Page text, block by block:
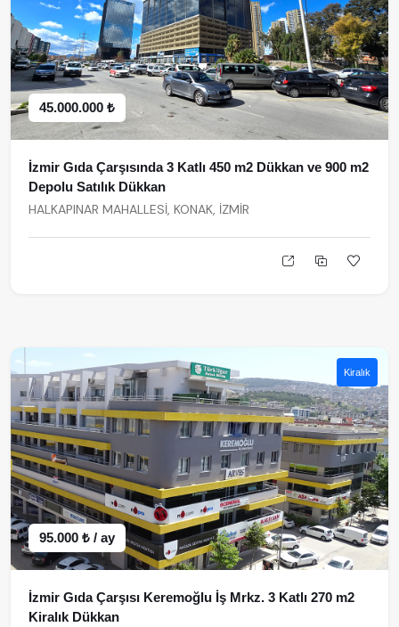
45.000.000 ₺
İzmir Gıda Çarşısında 3 Katlı 450 m2 Dükkan ve 900 m2
Depolu Satılık Dükkan
HALKAPINAR MAHALLESİ, KONAK, İZMİR
Kiralık
95.000 ₺ / ay
İzmir Gıda Çarşısı Keremoğlu İş Mrkz. 3 Katlı 270 m2
Kiralık Dükkan